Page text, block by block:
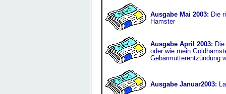
Ausgabe Mai 2003: Die
Hamster
Ausgabe April 2003:
oder wie mein
Gebärmutterentzündung
Ausgabe Januar2003: